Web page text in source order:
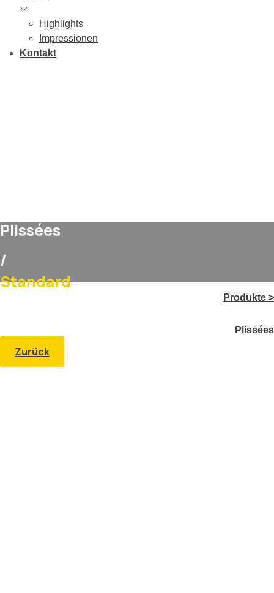
Highlights
Impressionen
Kontakt
Plissées
/
Standard
Produkte >
Plissées
Zurück